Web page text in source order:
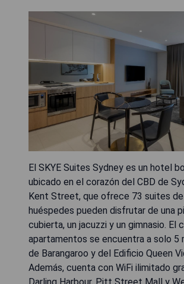
El SKYE Suites Sydney es un hotel
ubicado en el corazón del CBD de
Kent Street, que ofrece 73 suites de
huéspedes pueden disfrutar de una
cubierta, un jacuzzi y un gimnasio. El
apartamentos se encuentra a solo 5
de Barangaroo y del Edificio Queen
Además, cuenta con WiFi ilimitado